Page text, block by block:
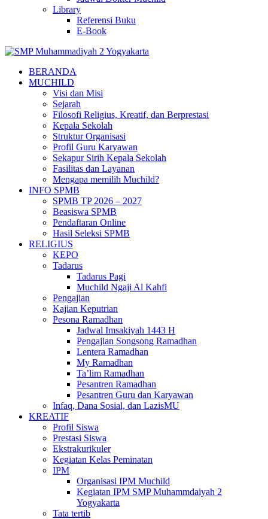
Library
Referensi Buku
E-Book
BERANDA
MUCHILD
Visi dan Misi
Sejarah
Filosofi Religius, Kreatif, dan Berprestasi
Kepala Sekolah
Struktur Organisasi
Profil Guru Karyawan
Sekapur Sirih Kepala Sekolah
Fasilitas dan Layanan
Mengapa memilih Muchild?
INFO SPMB
SPMB TP 2026 – 2027
Beasiswa SPMB
Pendaftaran Online
Hasil Seleksi SPMB
RELIGIUS
KEPO
Tadarus
Tadarus Pagi
Muchild Ngaji Al Kahfi
Pengajian
Kajian Keputrian
Pesona Ramadhan
Jadwal Imsakiyah 1443 H
Pengajian Songsong Ramadhan
Lentera Ramadhan
My Ramadhan
Ta’lim Ramadhan
Pesantren Ramadhan
Pesantren Guru dan Karyawan
Infaq, Dana Sosial, dan LazisMU
KREATIF
Profil Siswa
Prestasi Siswa
Ekstrakurikuler
Kegiatan Kelas Peminatan
IPM
Organisasi IPM Muchild
Kegiatan IPM SMP Muhammdaiyah 2
Yogyakarta
Tata tertib